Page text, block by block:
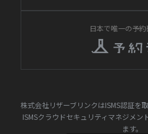
日本で唯一の予
株式会社リザーブリンクはISMS認証を
ISMSクラウドセキュリティマネジメ
ます。